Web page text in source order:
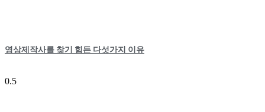
영상제작사를 찾기 힘든 다섯가지 이유